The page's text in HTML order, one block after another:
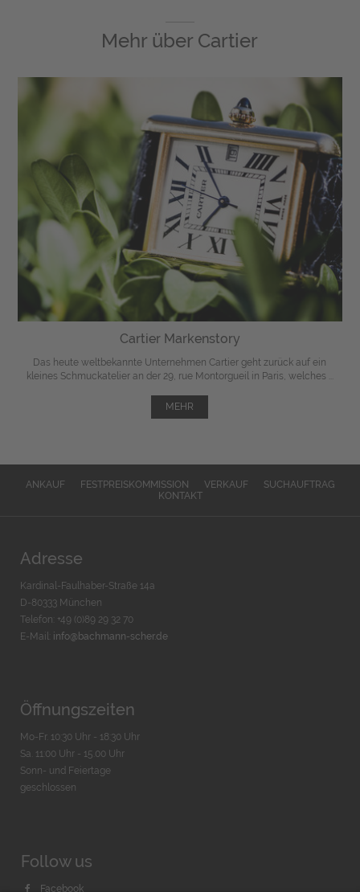
Mehr über Cartier
Cartier Markenstory
Das heute weltbekannte Unternehmen Cartier geht zurück auf ein
kleines Schmuckatelier an der 29, rue Montorgueil in Paris, welches ...
MEHR
ANKAUF FESTPREISKOMMISSION VERKAUF
SUCHAUFTRAG
KONTAKT
Adresse
Kardinal-Faulhaber-Straße 14a
D-80333 München
Telefon: +49 (0)89 29 32 70
E-Mail: info@bachmann-scher.de
Öffnungszeiten
Mo-Fr. 10:30 Uhr - 18:30 Uhr
Sa. 11:00 Uhr - 15.00 Uhr
Sonn- und Feiertage
geschlossen
Follow us
Facebook